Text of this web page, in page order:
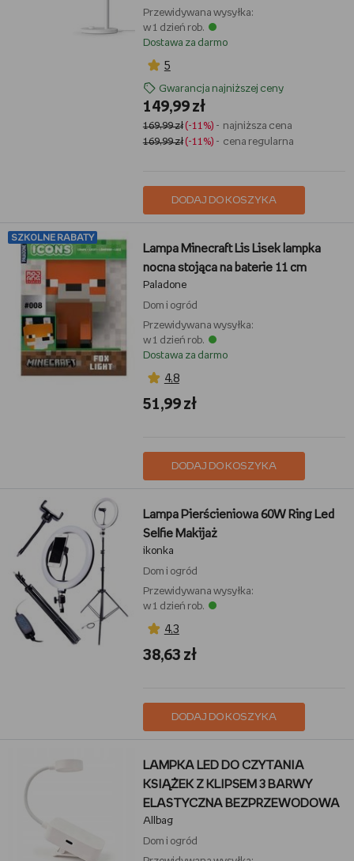
Przewidywana wysyłka:
w 1 dzień rob.
Dostawa za darmo
5
Gwarancja najniższej ceny
149,99 zł
169,99 zł(-11%) - najniższa cena
169,99 zł(-11%) - cena regularna
DODAJ DO KOSZYKA
SZKOLNE RABATY
Lampa Minecraft Lis Lisek lampka
nocna stojąca na baterie 11 cm
Paladone
Dom i ogród
Przewidywana wysyłka:
w 1 dzień rob.
Dostawa za darmo
4,8
51,99 zł
DODAJ DO KOSZYKA
Lampa Pierścieniowa 60W Ring Led
Selfie Makijaż
ikonka
Dom i ogród
Przewidywana wysyłka:
w 1 dzień rob.
4,3
38,63 zł
DODAJ DO KOSZYKA
LAMPKA LED DO CZYTANIA
KSIĄŻEK Z KLIPSEM 3 BARWY
ELASTYCZNA BEZPRZEWODOWA
Allbag
Dom i ogród